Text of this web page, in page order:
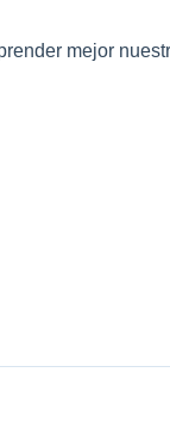
mejor